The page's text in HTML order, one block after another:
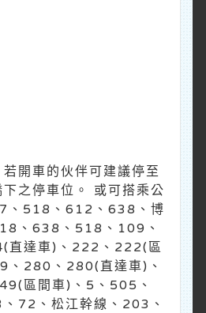
開車的伙伴可建議停至
之停車位。 或可搭乘公
、518、612、638、博
、638、518、109、
直達車)、222、222(區
、280、280(直達車)、
區間車)、5、505、
72、松江幹線、203、